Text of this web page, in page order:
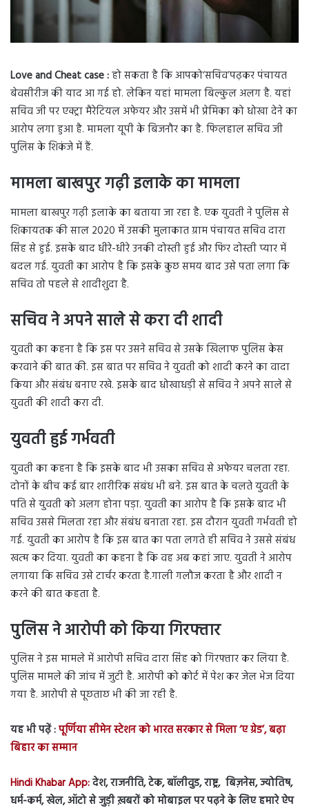
Love and Cheat case :हो सकता है कि आपको‘सचिव’पढ़कर पंचायत
बेवसीरीज की याद आ गई हो. लेकिन यहां मामला बिल्कुल अलग है. यहां
सचिव जी पर एक्ट्रा मैरेटियल अफेयर और उसमें भी प्रेमिका को धोखा देने का
आरोप लगा हुआ है. मामला यूपी के बिजनौर का है. फिलहाल सचिव जी
पुलिस के शिकंजे में हैं.
मामला बाखपुर गढ़ी इलाके का मामला
मामला बाखपुर गढ़ी इलाके का बताया जा रहा है. एक युवती ने पुलिस से
शिकायतक की साल 2020 में उसकी मुलाकात ग्राम पंचायत सचिव दारा
सिंह से हुई. इसके बाद धीरे-धीरे उनकी दोस्ती हुई और फिर दोस्ती प्यार में
बदल गई. युवती का आरोप है कि इसके कुछ समय बाद उसे पता लगा कि
सचिव तो पहले से शादीशुदा है.
सचिव ने अपने साले से करा दी शादी
युवती का कहना है कि इस पर उसने सचिव से उसके खिलाफ पुलिस केस
करवाने की बात की. इस बात पर सचिव ने युवती को शादी करने का वादा
किया और संबंध बनाए रखे. इसके बाद धोखाधड़ी से सचिव ने अपने साले से
युवती की शादी करा दी.
युवती हुई गर्भवती
युवती का कहना है कि इसके बाद भी उसका सचिव से अफेयर चलता रहा.
दोनों के बीच कई बार शारीरिक संबंध भी बने. इस बात के चलते युवती के
पति से युवती को अलग होना पड़ा. युवती का आरोप है कि इसके बाद भी
सचिव उससे मिलता रहा और संबंध बनाता रहा. इस दौरान युवती गर्भवती हो
गई. युवती का आरोप है कि इस बात का पता लगते ही सचिव ने उससे संबंध
खत्म कर दिया. युवती का कहना है कि वह अब कहां जाए. युवती ने आरोप
लगाया कि सचिव उसे टार्चर करता है.गाली गलौज करता है और शादी न
करने की बात कहता है.
पुलिस ने आरोपी को किया गिरफ्तार
पुलिस ने इस मामले में आरोपी सचिव दारा सिंह को गिरफ्तार कर लिया है.
पुलिस मामले की जांच में जुटी है. आरोपी को कोर्ट में पेश कर जेल भेज दिया
गया है. आरोपी से पूछताछ भी की जा रही है.
यह भी पढ़ें :पूर्णिया सीमेन स्टेशन को भारत सरकार से मिला ‘ए ग्रेड’, बढ़ा
बिहार का सम्मान
Hindi Khabar App:देश, राजनीति, टेक, बॉलीवुड, राष्ट्र, बिज़नेस, ज्योतिष,
धर्म-कर्म, खेल, ऑटो से जुड़ी ख़बरों को मोबाइल पर पढ़ने के लिए हमारे ऐप